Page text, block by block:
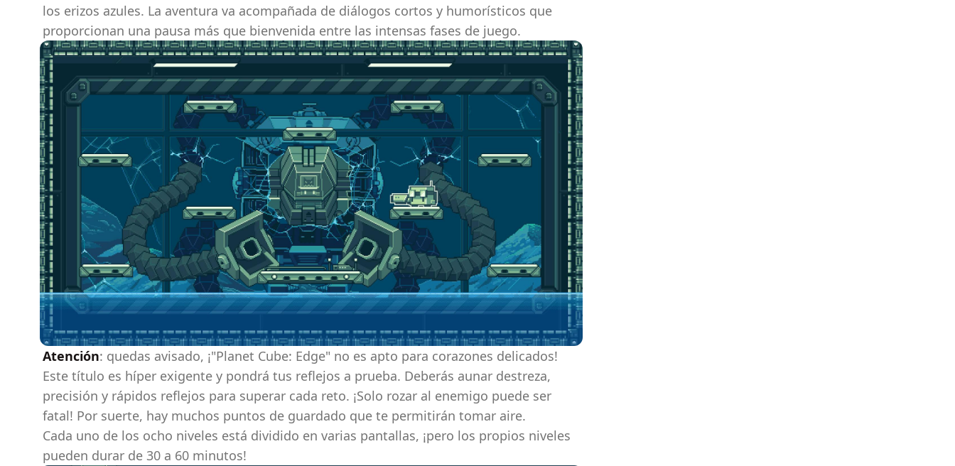
los erizos azules. La aventura va acompañada de diálogos cortos y humorísticos que
proporcionan una pausa más que bienvenida entre las intensas fases de juego.
Atención: quedas avisado, ¡"Planet Cube: Edge" no es apto para corazones delicados!
Este título es híper exigente y pondrá tus reflejos a prueba. Deberás aunar destreza,
precisión y rápidos reflejos para superar cada reto. ¡Solo rozar al enemigo puede ser
fatal! Por suerte, hay muchos puntos de guardado que te permitirán tomar aire.
Cada uno de los ocho niveles está dividido en varias pantallas, ¡pero los propios niveles
pueden durar de 30 a 60 minutos!